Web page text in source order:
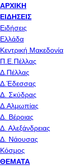
ΑΡΧΙΚΉ
ΕΙΔΉΣΕΙΣ
Ειδήσεις
Ελλάδα
Κεντρική Μακεδονία
Π.Ε.Πέλλας
Δ.Πέλλας
Δ.Έδεσσας
Δ. Σκύδρας
Δ.Αλμωπίας
Δ. Βέροιας
Δ. Αλεξάνδρειας
Δ. Νάουσας
Κόσμος
ΘΈΜΑΤΑ